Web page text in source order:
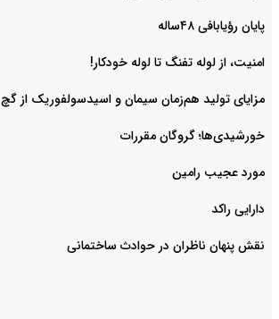
پایان رؤیابافی ۴۸ساله
امنیت، از لوله تفنگ تا ‌لوله خودکار!
مزایای تولید هم‌زمان سیمان و اسیدسولفوریک از گچ
خورشیدی‌ها؛ گروگان مقررات
مورد عجیب رامین
دارایی راکد
نقش پنهان ناظران در حوادث ساختمانی